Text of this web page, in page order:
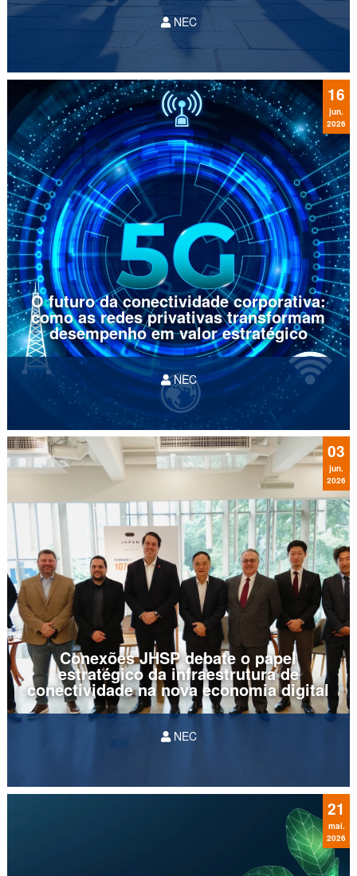
A segurança pública moderna de municípios
com mais de 10.000 habitantes exige a
transição definitiva de ações puramente reativas
para uma gestão preditiva baseada em
evidências.
NEC
O futuro da conectividade corporativa:
como as redes privativas transformam
desempenho em valor estratégico
16
jun.
2026
No cenário empresarial altamente competitivo
de hoje, a conectividade vai além de um suporte
de TI e se torna o ponto central da estratégia
operacional. Infraestruturas que dependem de
oscilações de...
NEC
Conexões JHSP debate o papel
estratégico da infraestrutura de
conectividade na nova economia digital
03
jun.
2026
Evento, que reuniu líderes da Eletronet, Scala
crescimento dos edge data centers sustentam a
NEC
21
mai.
2026